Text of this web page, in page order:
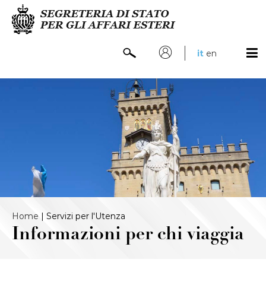
it en
Home | Servizi per l'Utenza
Informazioni per chi viaggia